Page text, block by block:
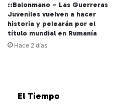
::Balonmano – Las Guerreras
Juveniles vuelven a hacer
historia y pelearán por el
título mundial en Rumanía
Hace 2 días
El Tiempo